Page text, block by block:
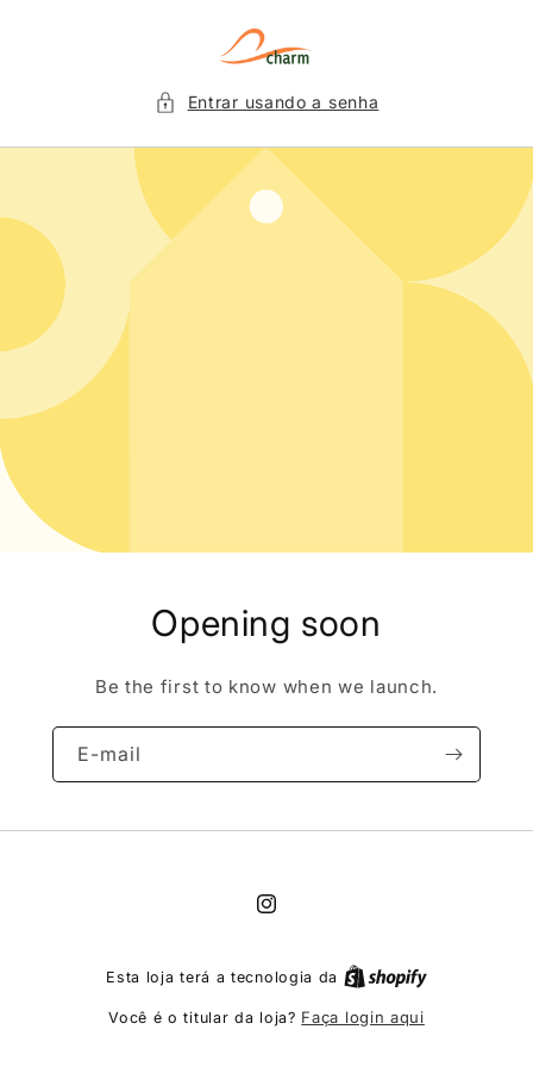
Entrar usando a senha
Opening soon
Be the first to know when we launch.
E-mail
Instagram
Esta loja terá a tecnologia da
Você é o titular da loja? Faça login aqui